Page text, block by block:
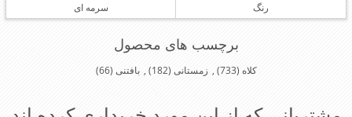
رنگ
سرمه ای
برچسب های محصول
کلاه (733)
, زمستانی (182)
, بافتنی (66)